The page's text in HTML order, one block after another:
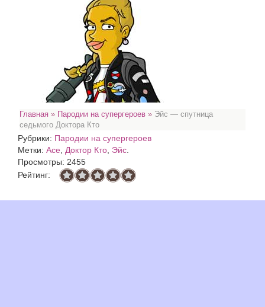
Главная » Пародии на супергероев » Эйс — спутница
седьмого Доктора Кто
Рубрики: Пародии на супергероев
Метки: Ace Доктор Кто Эйс
Просмотры: 2455
Рейтинг: